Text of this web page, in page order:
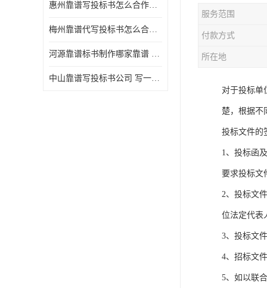
惠州靠谱写投标书怎么合作的 标书好写吗
梅州靠谱代写投标书怎么合作的 写一份标书多少钱
河源靠谱标书制作哪家靠谱 标书制作课程
中山靠谱写投标书公司 写一份标书多少钱
服务范围
付款方式
所在地
对于投标单
楚，根据不
投标文件的
1、投标函
要求投标文
2、投标文
位法定代表
3、投标文
4、招标文
5、如以联